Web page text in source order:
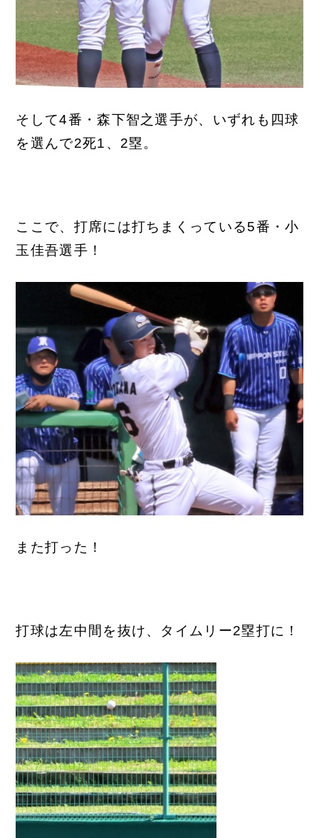
そして4番・森下智之選手が、いずれも四球
を選んで2死1、2塁。
ここで、打席には打ちまくっている5番・小
玉佳吾選手！
また打った！
打球は左中間を抜け、タイムリー2塁打に！